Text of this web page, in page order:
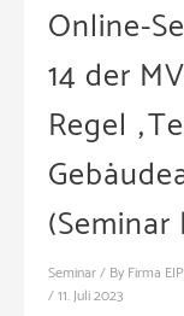
Online-
14 der
Regel
Seminar/ By Firma
/11. Juli 2023